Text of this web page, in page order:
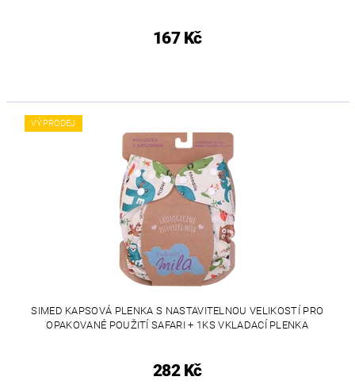
167 Kč
VÝPRODEJ
SIMED KAPSOVÁ PLENKA S NASTAVITELNOU VELIKOSTÍ PRO
OPAKOVANÉ POUŽITÍ SAFARI + 1KS VKLADACÍ PLENKA
282 Kč